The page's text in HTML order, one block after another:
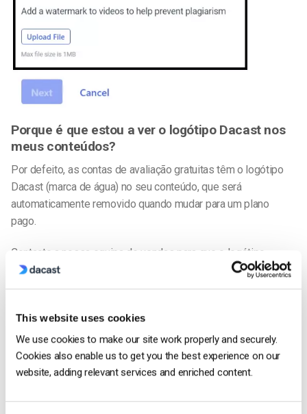
This website uses cookies
We use cookies to make our site work properly and securely.
Cookies also enable us to get you the best experience on our
website, adding relevant services and enriched content.
Porque é que estou a ver o logótipo Dacast nos
meus conteúdos?
Por defeito, as contas de avaliação gratuitas têm o logótipo
Dacast (marca de água) no seu conteúdo, que será
automaticamente removido quando mudar para um plano
pago.
Contacte a nossa equipa de vendas para que o logótipo
Dacast (marca de água) seja desativado da sua conta, caso
tenha uma conta de avaliação gratuita.
Ainda não é um utilizador Dacast e está interessado em
experimentar o Dacast sem riscos durante 14 dias?